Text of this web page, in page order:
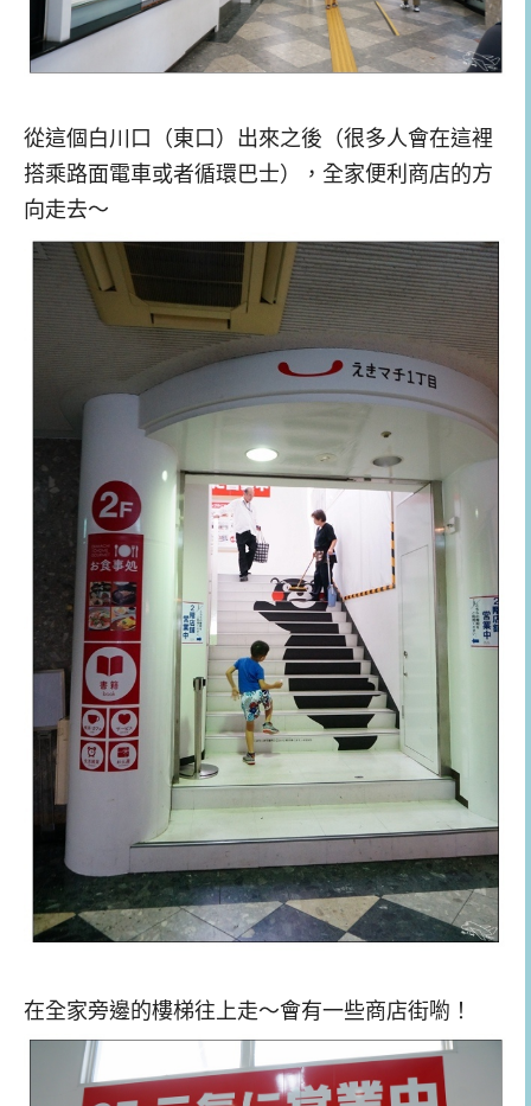
從這個白川口（東口）出來之後（很多人會在這裡
搭乘路面電車或者循環巴士），全家便利商店的方
向走去～
在全家旁邊的樓梯往上走～會有一些商店街喲！